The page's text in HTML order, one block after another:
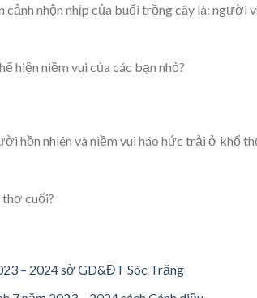
nhộn nhịp của buổi trồng cây là: người
hiện niềm vui của các bạn nhỏ?
hồn nhiên và niềm vui háo hức trải ở khổ
thơ cuối?
– 2024 sở GD&ĐT Sóc Trăng